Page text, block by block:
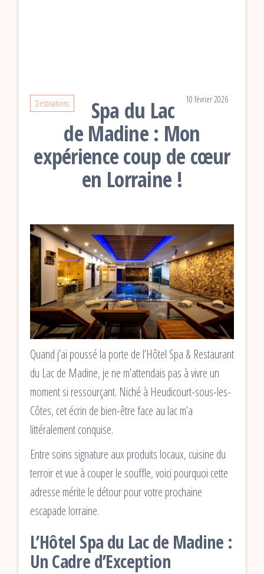
Destinations 10 février 2026
Spa du Lac
de Madine : Mon
expérience coup de cœur
en Lorraine !
Quand j’ai poussé la porte de l’Hôtel Spa & Restaurant
du Lac de Madine, je ne m’attendais pas à vivre un
moment si ressourçant. Niché à Heudicourt-sous-les-
Côtes, cet écrin de bien-être face au lac m’a
littéralement conquise.
Entre soins signature aux produits locaux, cuisine du
terroir et vue à couper le souffle, voici pourquoi cette
adresse mérite le détour pour votre prochaine
escapade lorraine.
L’Hôtel Spa du Lac de Madine :
Un Cadre d’Exception